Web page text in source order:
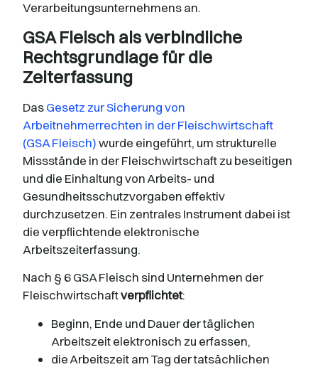
Verarbeitungsunternehmens an.
GSA Fleisch als verbindliche
Rechtsgrundlage für die
Zeiterfassung
DasGesetz zur Sicherung von
Arbeitnehmerrechten in der Fleischwirtschaft
(GSA Fleisch)wurde eingeführt, um strukturelle
Missstände in der Fleischwirtschaft zu beseitigen
und die Einhaltung von Arbeits- und
Gesundheitsschutzvorgaben effektiv
durchzusetzen. Ein zentrales Instrument dabei ist
die verpflichtende elektronische
Arbeitszeiterfassung.
Nach § 6 GSA Fleisch sind Unternehmen der
Fleischwirtschaftverpflichtet:
Beginn, Ende und Dauer der täglichen
Arbeitszeit elektronisch zu erfassen,
die Arbeitszeit am Tag der tatsächlichen